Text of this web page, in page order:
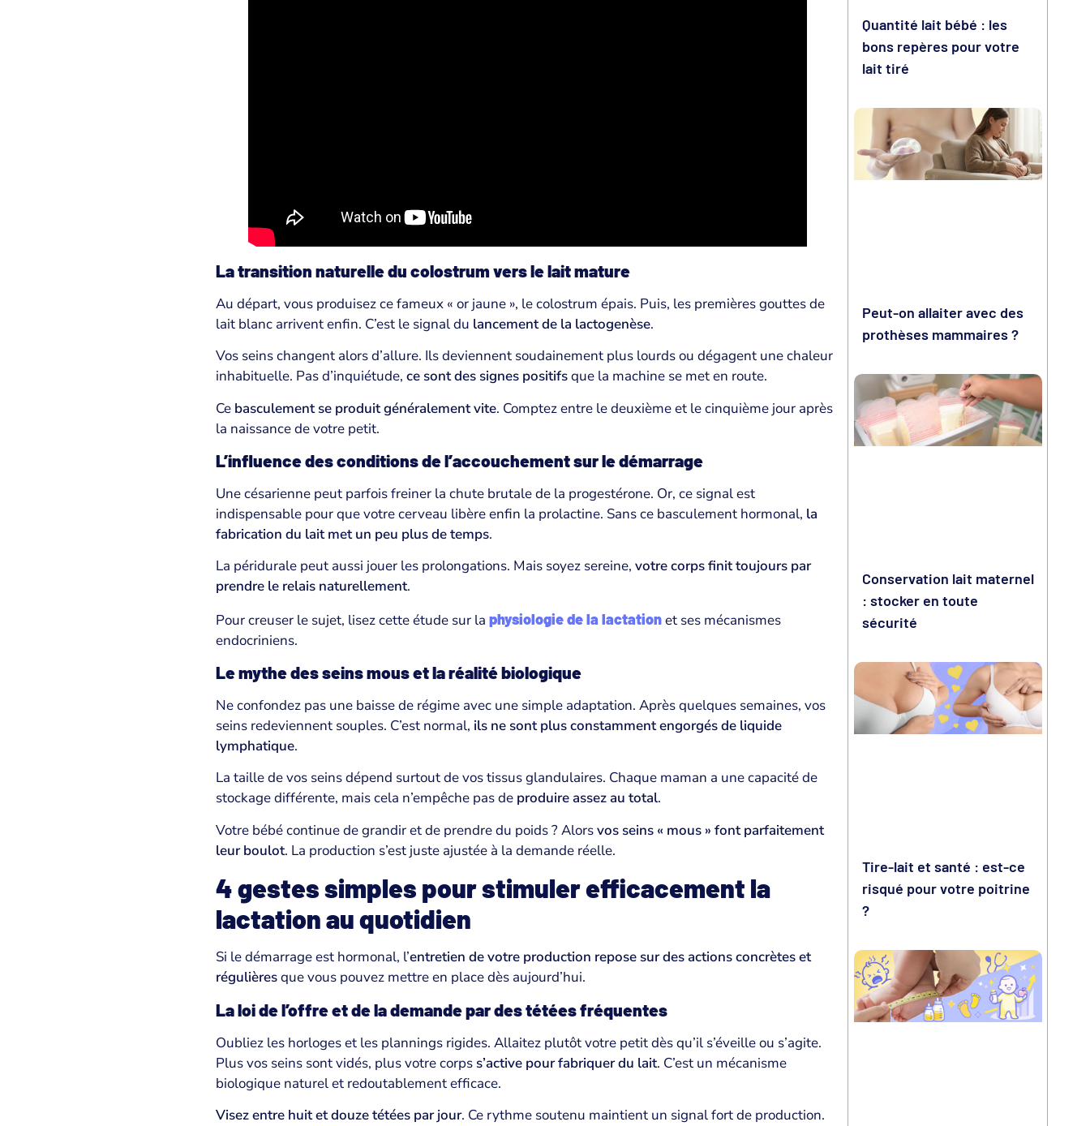
La transition naturelle du colostrum vers le lait mature
Au départ, vous produisez ce fameux « or jaune », le colostrum épais. Puis, les premières gouttes de
lait blanc arrivent enfin. C’est le signal du lancement de la lactogenèse.
Vos seins changent alors d’allure. Ils deviennent soudainement plus lourds ou dégagent une chaleur
inhabituelle. Pas d’inquiétude, ce sont des signes positifsque la machine se met en route.
Ce basculement se produit généralement vite. Comptez entre le deuxième et le cinquième jour après
la naissance de votre petit.
L’influence des conditions de l’accouchement sur le démarrage
Une césarienne peut parfois freiner la chute brutale de la progestérone. Or, ce signal est
indispensable pour que votre cerveau libère enfin la prolactine. Sans ce basculement hormonal, la
fabrication du lait met un peu plus de temps.
La péridurale peut aussi jouer les prolongations. Mais soyez sereine, votre corps finit toujours par
prendre le relais naturellement.
Pour creuser le sujet, lisez cette étude sur la physiologie de la lactationet ses mécanismes
endocriniens.
Le mythe des seins mous et la réalité biologique
Ne confondez pas une baisse de régime avec une simple adaptation. Après quelques semaines, vos
seins redeviennent souples. C’est normal, ils ne sont plus constamment engorgés de liquide
lymphatique.
La taille de vos seins dépend surtout de vos tissus glandulaires. Chaque maman a une capacité de
stockage différente, mais cela n’empêche pas de produire assez au total.
Votre bébé continue de grandir et de prendre du poids ? Alorsvos seins « mous » font parfaitement
leur boulot. La production s’est juste ajustée à la demande réelle.
4 gestes simples pour stimuler efficacement la
lactation au quotidien
Si le démarrage est hormonal, l’entretien de votre production repose sur des actions concrètes et
régulièresque vous pouvez mettre en place dès aujourd’hui.
La loi de l’offre et de la demande par des tétées fréquentes
Oubliez les horloges et les plannings rigides. Allaitez plutôt votre petit dès qu’il s’éveille ou s’agite.
Plus vos seins sont vidés, plus votre corps s’active pour fabriquer du lait. C’est un mécanisme
biologique naturel et redoutablement efficace.
Visez entre huit et douze tétées par jour. Ce rythme soutenu maintient un signal fort de production.
Quantité lait bébé : les
bons repères pour votre
lait tiré
Peut-on allaiter avec des
prothèses mammaires ?
Conservation lait maternel
: stocker en toute
sécurité
Tire-lait et santé : est-ce
risqué pour votre poitrine
?